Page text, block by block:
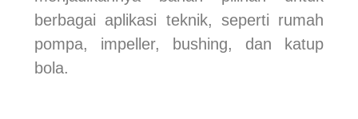
berbagai aplikasi teknik, seperti rumah
pompa, impeller, bushing, dan katup
bola.